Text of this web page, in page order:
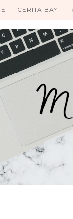
CERITA BAYI